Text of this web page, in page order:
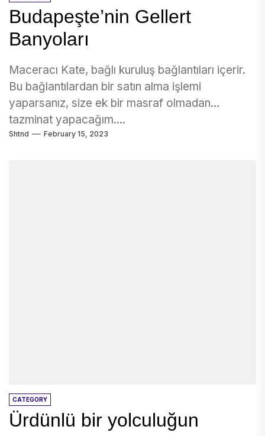
Budapeşte’nin Gellert
Banyoları
Maceracı Kate, bağlı kuruluş bağlantıları içerir.
Bu bağlantılardan bir satın alma işlemi
yaparsanız, size ek bir masraf olmadan
tazminat yapacağım....
Shtnd February 15, 2023
CATEGORY
Ürdünlü bir yolculuğun